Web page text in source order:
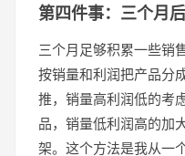
第四件事：三个月
三个月足够积累一些销
按销量和利润把产品分
推，销量高利润低的考
品，销量低利润高的加
架。这个方法是我从一